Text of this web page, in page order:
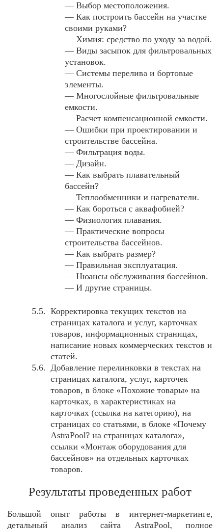
— Выбор местоположения.
— Как построить бассейн на участке
своими руками?
— Химия: средство по уходу за водой.
— Виды засыпок для фильтровальных
установок.
— Системы перелива и бортовые
элементы.
— Многослойные фильтровальные
емкости.
— Расчет компенсационной емкости.
— Ошибки при проектировании и
строительстве бассейна.
— Фильтрация воды.
— Дизайн.
— Как выбрать плавательный
бассейн?
— Теплообменники и нагреватели.
— Как бороться с аквафобией?
— Физиология плавания.
— Практические вопросы
строительства бассейнов.
— Как выбрать размер?
— Правильная эксплуатация.
— Нюансы обслуживания бассейнов.
— И другие страницы.
Корректировка текущих текстов на
страницах каталога и услуг, карточках
товаров, информационных страницах,
написание новых коммерческих текстов и
статей.
Добавление перелинковки в текстах на
страницах каталога, услуг, карточек
товаров, в блоке «Похожие товары» на
карточках, в характеристиках на
карточках (ссылка на категорию), на
страницах со статьями, в блоке «Почему
AstraPool? на страницах каталога»,
ссылки «Монтаж оборудования для
бассейнов» на отдельных карточках
товаров.
Результаты проведенных работ
Большой опыт работы в интернет-маркетинге,
детальный анализ сайта AstraPool, полное